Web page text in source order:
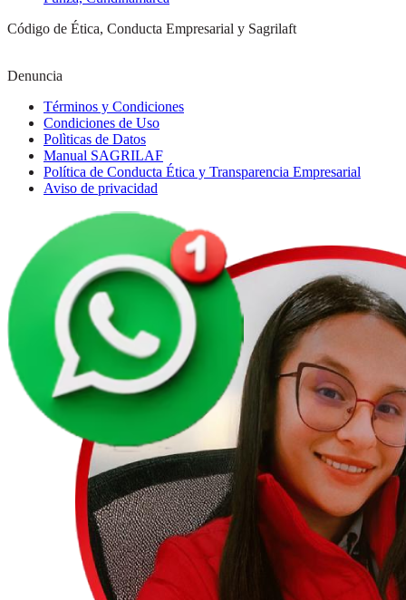
Código de Ética, Conducta Empresarial y Sagrilaft
Denuncia
Términos y Condiciones
Condiciones de Uso
Polìticas de Datos
Manual SAGRILAF
Política de Conducta Ética y Transparencia Empresarial
Aviso de privacidad